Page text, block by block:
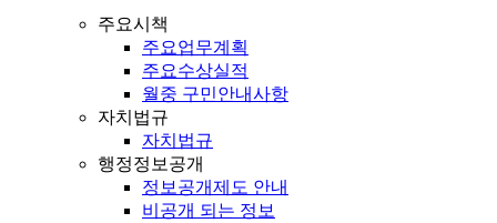
주요시책
주요업무계획
주요수상실적
월중 구민안내사항
자치법규
자치법규
행정정보공개
정보공개제도 안내
비공개 되는 정보